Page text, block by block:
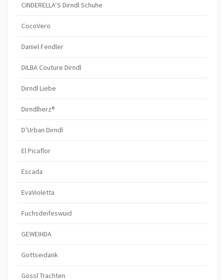
CINDERELLA‘S Dirndl Schuhe
CocoVero
Daniel Fendler
DILBA Couture Dirndl
Dirndl Liebe
Dirndlherz®
D’Urban Dirndl
El Picaflor
Escada
EvaVioletta
Fuchsdeifeswuid
GEWEIHDA
Gottseidank
Gössl Trachten